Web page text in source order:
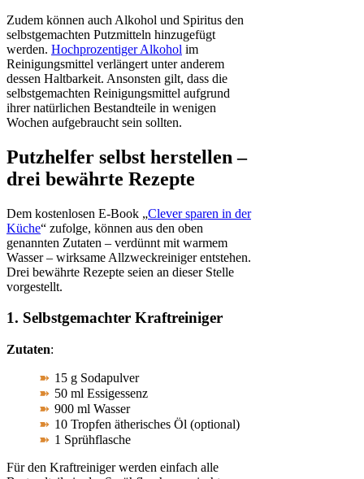
Zudem können auch Alkohol und Spiritus den
selbstgemachten Putzmitteln hinzugefügt
werden. Hochprozentiger Alkohol im
Reinigungsmittel verlängert unter anderem
dessen Haltbarkeit. Ansonsten gilt, dass die
selbstgemachten Reinigungsmittel aufgrund
ihrer natürlichen Bestandteile in wenigen
Wochen aufgebraucht sein sollten.
Putzhelfer selbst herstellen –
drei bewährte Rezepte
Dem kostenlosen E-Book „Clever sparen in der
Küche“ zufolge, können aus den oben
genannten Zutaten – verdünnt mit warmem
Wasser – wirksame Allzweckreiniger entstehen.
Drei bewährte Rezepte seien an dieser Stelle
vorgestellt.
1. Selbstgemachter Kraftreiniger
Zutaten:
15 g Sodapulver
50 ml Essigessenz
900 ml Wasser
10 Tropfen ätherisches Öl (optional)
1 Sprühflasche
Für den Kraftreiniger werden einfach alle